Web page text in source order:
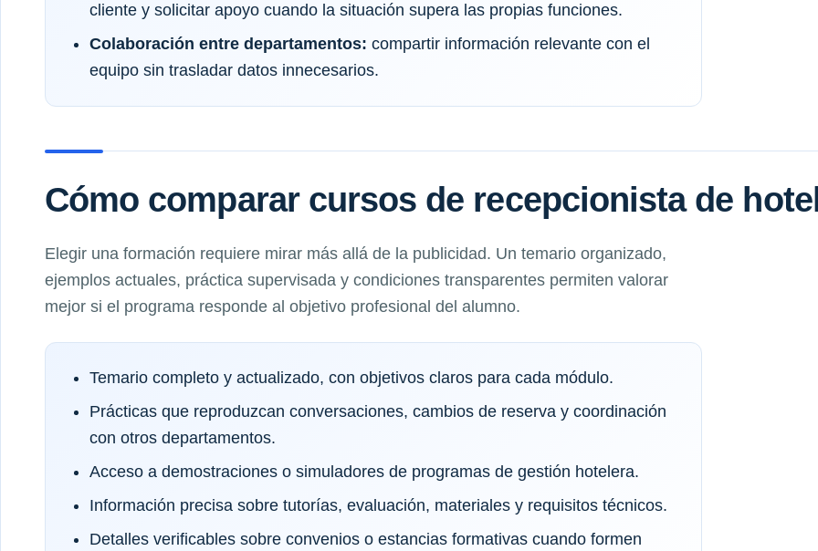
cliente y solicitar apoyo cuando la situación supera las propias funciones.
Colaboración entre departamentos: compartir información relevante con el
equipo sin trasladar datos innecesarios.
Cómo comparar cursos de recepcionista de
Elegir una formación requiere mirar más allá de la publicidad. Un temario organizado,
ejemplos actuales, práctica supervisada y condiciones transparentes permiten valorar
mejor si el programa responde al objetivo profesional del alumno.
Temario completo y actualizado, con objetivos claros para cada módulo.
Prácticas que reproduzcan conversaciones, cambios de reserva y coordinación
con otros departamentos.
Acceso a demostraciones o simuladores de programas de gestión hotelera.
Información precisa sobre tutorías, evaluación, materiales y requisitos técnicos.
Detalles verificables sobre convenios o estancias formativas cuando formen